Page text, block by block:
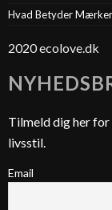
Hvad Betyder
2020 ecolove.dk
Tilmeld dig her for
livsstil.
Email